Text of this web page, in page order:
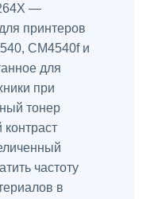
—
принтеров
CM4540f и
для
при
тонер
контраст
частоту
в